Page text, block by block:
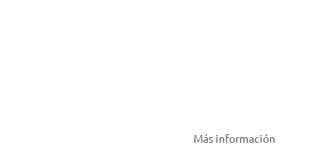
Más información